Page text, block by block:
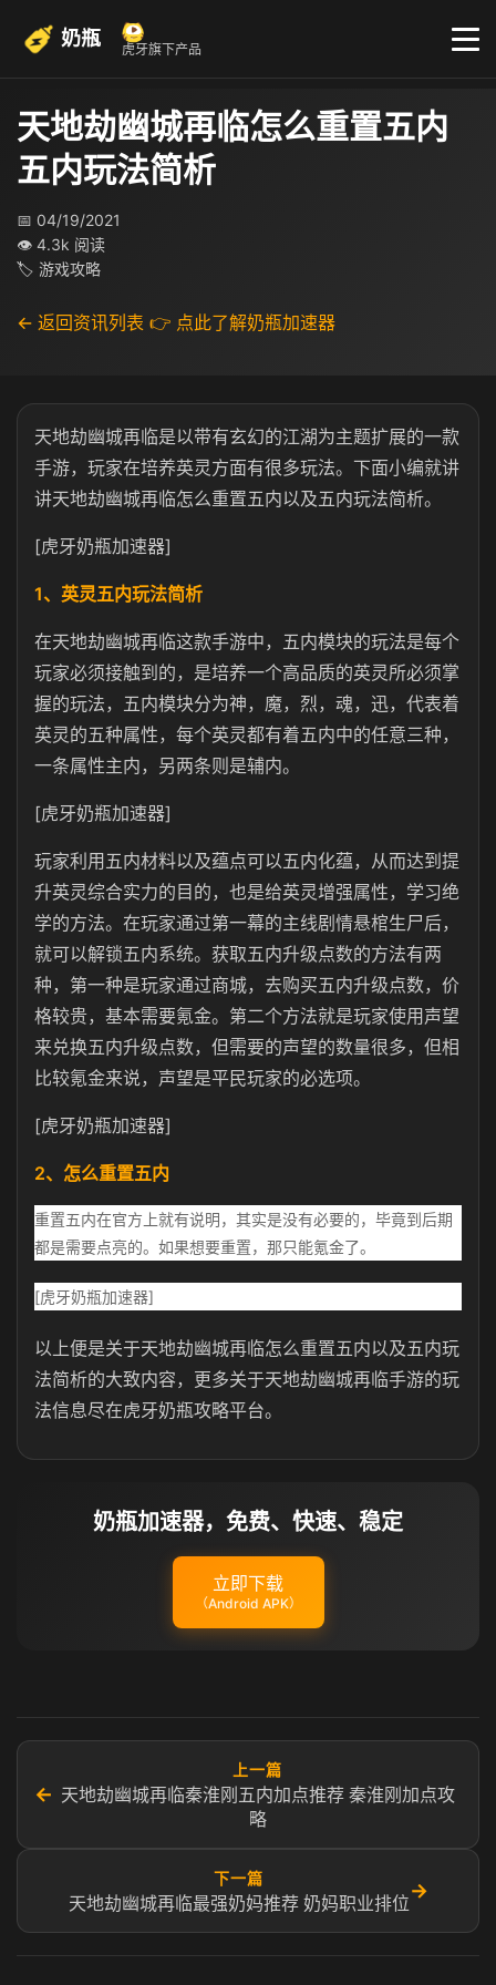
奶瓶 虎牙旗下产品
天地劫幽城再临怎么重置五内
五内玩法简析
📅 04/19/2021
👁 4.3k 阅读
🏷 游戏攻略
← 返回资讯列表 👉 点此了解奶瓶加速器
天地劫幽城再临是以带有玄幻的江湖为主题扩展的一款
手游，玩家在培养英灵方面有很多玩法。下面小编就讲
讲天地劫幽城再临怎么重置五内以及五内玩法简析。
[虎牙奶瓶加速器]
1、英灵五内玩法简析
在天地劫幽城再临这款手游中，五内模块的玩法是每个
玩家必须接触到的，是培养一个高品质的英灵所必须掌
握的玩法，五内模块分为神，魔，烈，魂，迅，代表着
英灵的五种属性，每个英灵都有着五内中的任意三种，
一条属性主内，另两条则是辅内。
[虎牙奶瓶加速器]
玩家利用五内材料以及蕴点可以五内化蕴，从而达到提
升英灵综合实力的目的，也是给英灵增强属性，学习绝
学的方法。在玩家通过第一幕的主线剧情悬棺生尸后，
就可以解锁五内系统。获取五内升级点数的方法有两
种，第一种是玩家通过商城，去购买五内升级点数，价
格较贵，基本需要氪金。第二个方法就是玩家使用声望
来兑换五内升级点数，但需要的声望的数量很多，但相
比较氪金来说，声望是平民玩家的必选项。
[虎牙奶瓶加速器]
2、怎么重置五内
重置五内在官方上就有说明，其实是没有必要的，毕竟到后期
都是需要点亮的。如果想要重置，那只能氪金了。
[虎牙奶瓶加速器]
以上便是关于天地劫幽城再临怎么重置五内以及五内玩
法简析的大致内容，更多关于天地劫幽城再临手游的玩
法信息尽在虎牙奶瓶攻略平台。
奶瓶加速器，免费、快速、稳定
立即下载
（Android APK）
←
上一篇
天地劫幽城再临秦淮刚五内加点推荐 秦淮刚加点攻
略
下一篇
天地劫幽城再临最强奶妈推荐 奶妈职业排位
→